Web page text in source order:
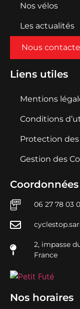
Nos vélos
Les actualités
Nous
Liens utiles
Mentions
Conditions
Protection
Gestion des
Coordonnées
06 27 78 03
2, impasse
France
Nos horaires